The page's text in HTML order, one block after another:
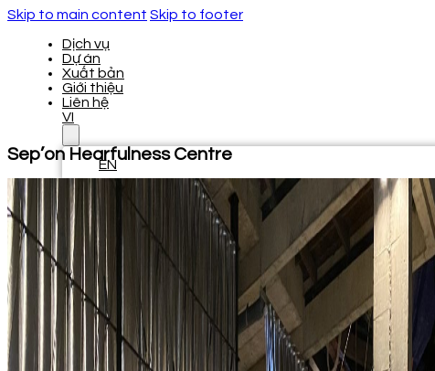
Skip to main content Skip to footer
Dịch vụ
Dự án
Xuất bản
Giới thiệu
Liên hệ
VI
EN
Dịch vụ
Dự án
Xuất bản
Giới thiệu
Liên hệ
VI
EN
Sep’on Hearfulness Centre